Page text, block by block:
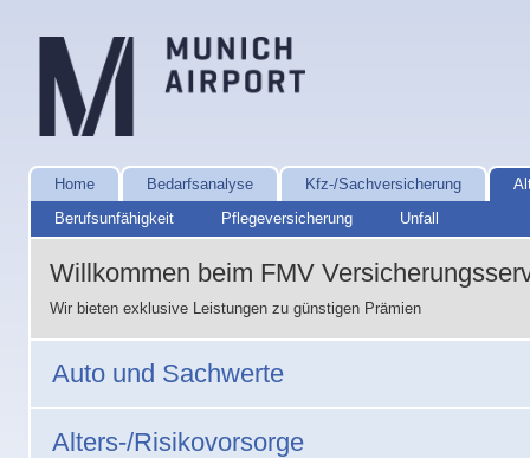
Home Bedarfsanalyse Kfz-/Sachversicherung
Berufsunfähigkeit
Pflegeversicherung Unfall
Willkommen beim FMV
Wir bieten exklusive Leistungen zu günstigen Prämien
Auto und Sachwerte
Alters-/Risikovorsorge